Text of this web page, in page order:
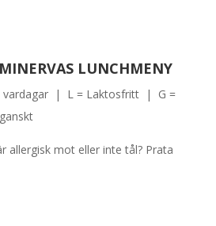
LUNCHMENY
vardagar | L = Laktosfritt | G =
allergisk mot eller inte tål? Prata